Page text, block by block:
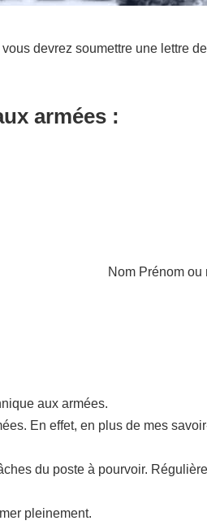
devrez soumettre une lettre
armées :
Nom Prénom
aux armées.
En effet, en plus de mes
du poste à pourvoir.
pleinement.